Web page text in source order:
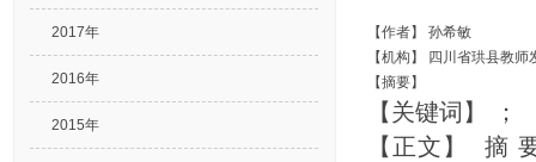
2017年
2016年
2015年
【作者】 孙希敏
【机构】
四川省珙县教师
【摘要】
【关键词】
；
【正文】 摘